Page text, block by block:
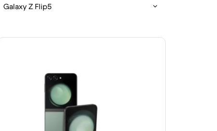
Galaxy Z Flip5